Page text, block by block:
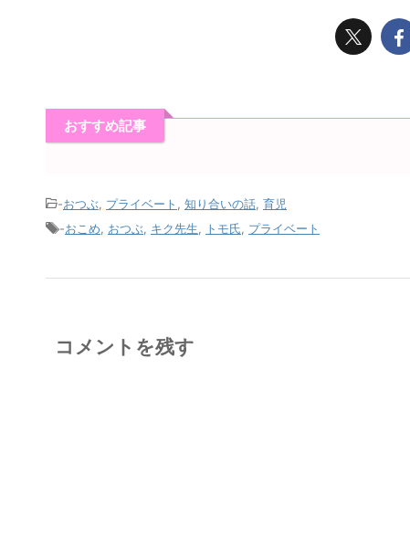
おすすめ記事
-おつぶ プライベート 知り合いの話 育児
-おこめ おつぶ キク先生 トモ氏 プライベート
コメントを残す